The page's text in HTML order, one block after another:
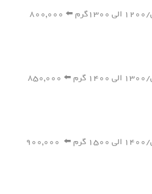
✳️ یونولیت تیرچه بتنی/۱۲۰۰ الی ۱۳۰۰گرم ⬅️ ۸۰۰,۰۰۰
✳️ یونولیت تیرچه بتنی/۱۳۰۰ الی ۱۴۰۰ گرم ⬅️ ۸۵۰,۰۰۰
✳️ یونولیت تیرچه بتنی/۱۴۰۰ الی ۱۵۰۰ گرم ⬅️ ۹۰۰,۰۰۰